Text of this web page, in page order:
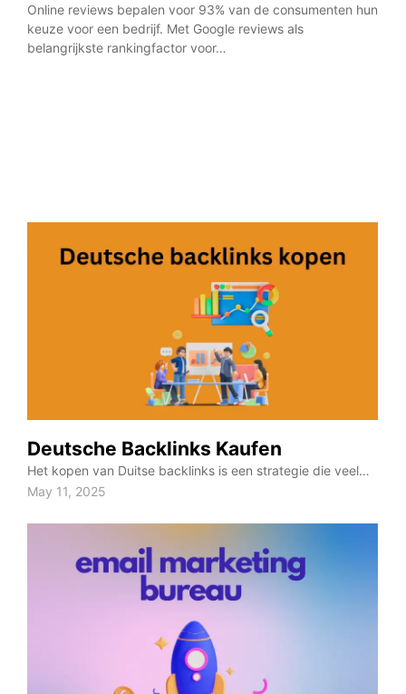
Online reviews bepalen voor 93% van de consumenten hun
keuze voor een bedrijf. Met Google reviews als
belangrijkste rankingfactor voor…
Deutsche Backlinks Kaufen
Het kopen van Duitse backlinks is een strategie die veel…
May 11, 2025